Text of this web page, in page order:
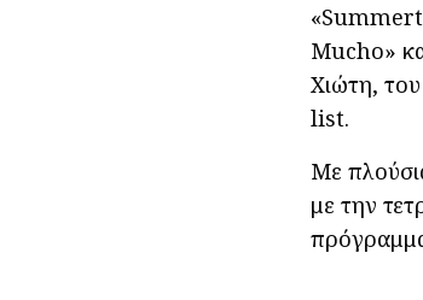
Mucho»
Χιώτη,
list.
Με
με την